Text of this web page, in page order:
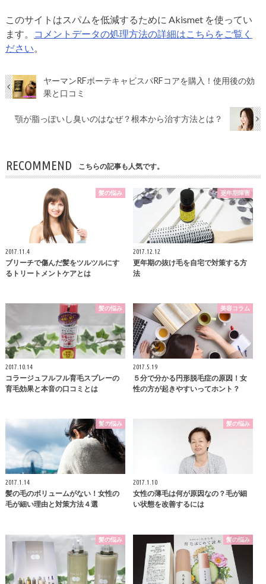
このサイトはスパムを低減するために Akismet を使ってい
ます。
コメントデータの処理方法の詳細はこちらをご覧く
ださい。
ヤーマンRFボーテキャビスパRFコアを購入！使用後の効
果と口コミ
顎が脂っぽいし臭いのはなぜ？根本から治す方法とは？
RECOMMEND こちらの記事も人気です。
髪の悩み
2017.11.4
ブリーチで傷んだ髪をツルツルにす
るトリートメントケアとは
更年期障害
2017.12.12
更年期の抜け毛を自宅で対策する方
法
髪の悩み
2017.10.14
コラージュフルフル育毛スプレーの
育毛効果と本音の口コミとは
美容コラム
2017.5.19
５分で分かる円形脱毛症の原因！女
性の方が起きやすいってホント？
髪の悩み
2017.1.14
髪の毛のボリュームがない！女性の
毛が細い理由と対策方法４選
髪の悩み
2017.1.10
女性の薄毛は何が原因なの？毛が細
い状態を改善するには
髪の悩み 髪の悩み